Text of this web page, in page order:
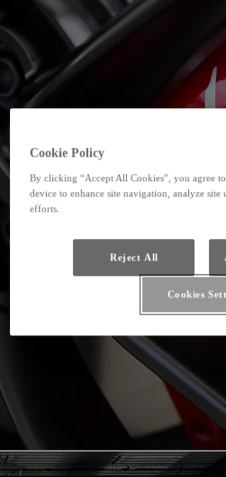
Cookie Policy
By clicking “Accept All Cookies”, you agree
device to enhance site navigation, analyze site
efforts.
Reject All
Cookies